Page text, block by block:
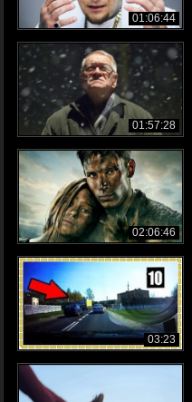
01:06:44
01:57:28
02:06:46
03:23